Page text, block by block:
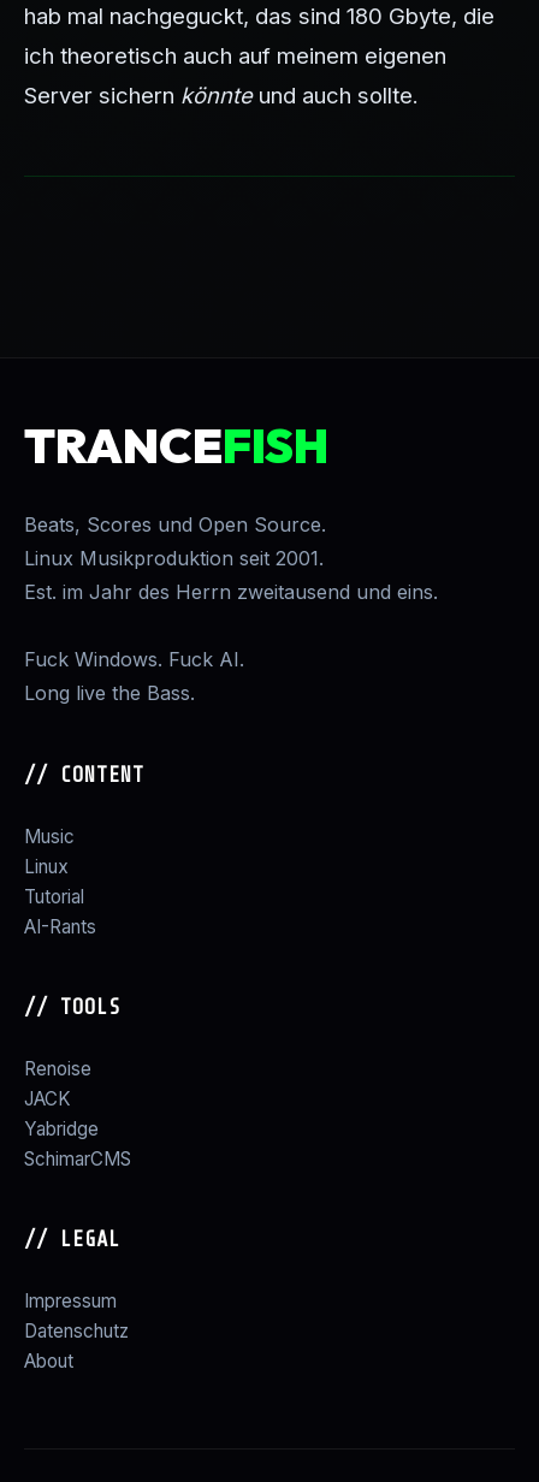
hab mal nachgeguckt, das sind 180 Gbyte, die
ich theoretisch auch auf meinem eigenen
Server sichern könnteund auch sollte.
TRANCEFISH
Beats, Scores und Open Source.
Linux Musikproduktion seit 2001.
Est. im Jahr des Herrn zweitausend und eins.
Fuck Windows. Fuck AI.
Long live the Bass.
// CONTENT
Music
Linux
Tutorial
AI-Rants
// TOOLS
Renoise
JACK
Yabridge
SchimarCMS
// LEGAL
Impressum
Datenschutz
About